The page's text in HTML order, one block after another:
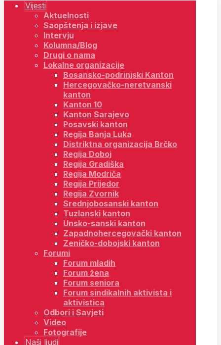
Vijesti
Aktuelnosti
Saopštenja i izjave
Intervju
Kolumna/Blog
Drugi o nama
Lokalne organizacije
Bosansko-podrinjski Kanton
Hercegovačko-neretvanski
kanton
Kanton 10
Kanton Sarajevo
Posavski kanton
Regija Banja Luka
Distriktna organizacija Brčko
Regija Doboj
Regija Gradiška
Regija Modriča
Regija Prijedor
Regija Zvornik
Srednjobosanski kanton
Tuzlanski kanton
Unsko-sanski kanton
Zapadnohercegovački kanton
Zeničko-dobojski kanton
Forumi
Forum mladih
Forum žena
Forum seniora
Forum sindikalnih aktivista i
aktivistica
Odbori i Savjeti
Video
Fotografije
Naši ljudi